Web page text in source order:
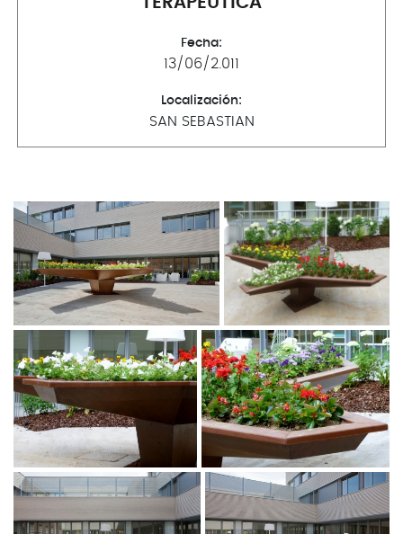
Fecha:
13/06/2.011
Localización:
SAN SEBASTIAN